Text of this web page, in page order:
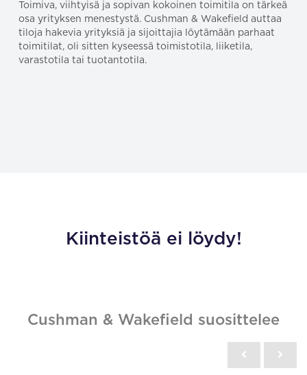
Toimiva, viihtyisä ja sopivan kokoinen toimitila on tärkeä
osa yrityksen menestystä. Cushman & Wakefield auttaa
tiloja hakevia yrityksiä ja sijoittajia löytämään parhaat
toimitilat, oli sitten kyseessä toimistotila, liiketila,
varastotila tai tuotantotila.
Kiinteistöä ei löydy!
Cushman & Wakefield suosittelee